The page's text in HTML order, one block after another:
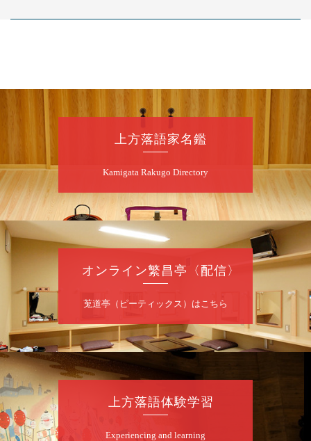
上方落語家名鑑
Kamigata Rakugo Directory
オンライン繁昌亭〈配信〉
莵道亭（ピーティックス）はこちら
上方落語体験学習
Experiencing and learning